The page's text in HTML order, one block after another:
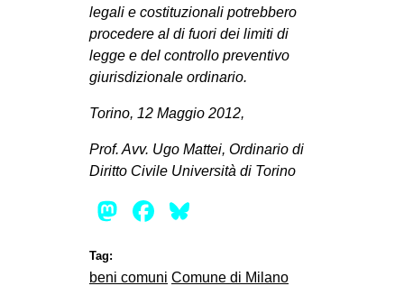
legali e costituzionali potrebbero
procedere al di fuori dei limiti di
legge e del controllo preventivo
giurisdizionale ordinario.
Torino, 12 Maggio 2012,
Prof. Avv. Ugo Mattei, Ordinario di
Diritto Civile Università di Torino
Mastodon
Facebook
Tag:
beni comuni Comune di Milano